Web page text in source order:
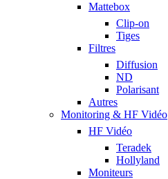
Mattebox
Clip-on
Tiges
Filtres
Diffusion
ND
Polarisant
Autres
Monitoring & HF Vidéo
HF Vidéo
Teradek
Hollyland
Moniteurs